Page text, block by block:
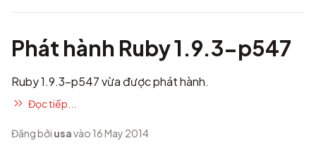
Phát hành Ruby 1.9.3-p547
Ruby 1.9.3-p547 vừa được phát hành.
Đọc tiếp...
Đăng bởi usavào 16 May 2014